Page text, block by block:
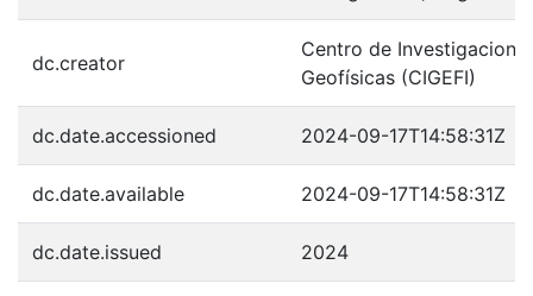
dc.creator
Centro de
Geofísicas (CIGEFI)
dc.date.accessioned 2024-09-17T14:58:31Z
dc.date.available 2024-09-17T14:58:31Z
dc.date.issued 2024